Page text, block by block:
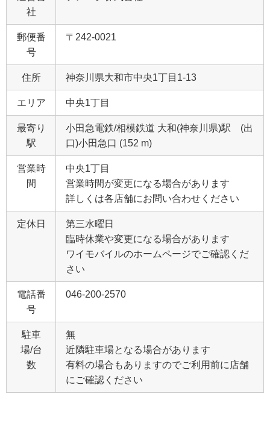
社
郵便番
号
〒242-0021
住所 神奈川県大和市中央1丁目1‐13
エリア 中央1丁目
最寄り
駅
小田急電鉄/相模鉄道 大和(神奈川県)駅 (出
口)小田急口 (152 m)
営業時
間
中央1丁目
営業時間が変更になる場合があります
詳しくは各店舗にお問い合わせください
定休日
第三水曜日
臨時休業や変更になる場合があります
ワイモバイルのホームページでご確認くだ
さい
電話番
号
046-200-2570
駐車
場/台
数
無
近隣駐車場となる場合があります
有料の場合もありますのでご利用前に店舗
にご確認ください